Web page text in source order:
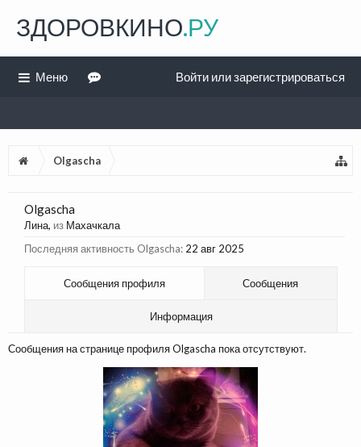
Olgascha
Olgascha
Лина, из Махачкала
Последняя активность Olgascha: 22 авг 2025
Сообщения профиля Сообщения
Информация
Сообщения на странице профиля Olgascha пока отсутствуют.
ЗДОРОВКИНО.РУ
Меню Войти или зарегистрироваться